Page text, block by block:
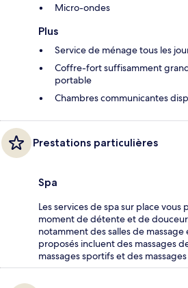
Micro-ondes
Plus
Service de ménage tous les
Coffre-fort suffisamment
portable
Chambres communicantes
Prestations particulières
Spa
Les services de spa sur place
moment de détente et de
notamment des salles de massage
proposés incluent des massages
massages sportifs et des